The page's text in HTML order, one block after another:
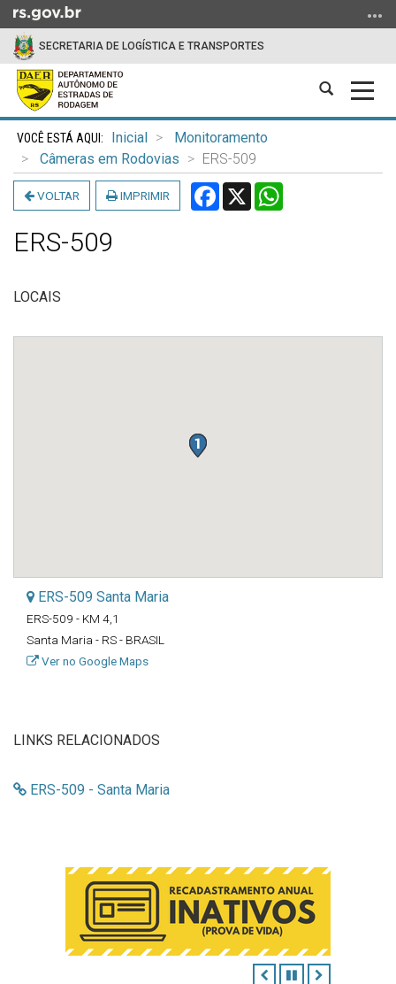
para
conteúdo
para
menu
para
busca
SECRETARIA DE LOGÍSTICA E TRANSPORTES
Abrir
Início
conteúdo
Inicial
Monitoramento
Câmeras em Rodovias
ERS-509
VOLTAR IMPRIMIR Facebook
X
ERS-509
LOCAIS
ERS-509 Santa Maria
ERS-509 - KM 4,1
Santa Maria - RS - BRASIL
Ver no Google Maps
LINKS RELACIONADOS
ERS-509 - Santa Maria
ANTERIOR
PAUSAR